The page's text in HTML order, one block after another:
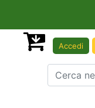
Accedi